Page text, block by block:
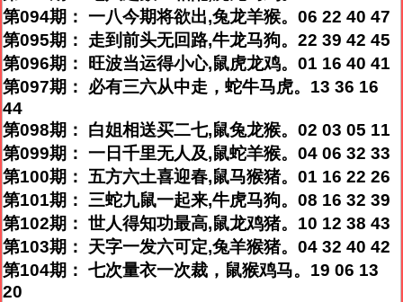
第094期： 一八今期将欲出,兔龙羊猴。06 22 40 47
第095期： 走到前头无回路,牛龙马狗。22 39 42 45
第096期： 旺波当运得小心,鼠虎龙鸡。01 16 40 41
第097期： 必有三六从中走，蛇牛马虎。13 36 16
44
第098期： 白姐相送买二七,鼠兔龙猴。02 03 05 11
第099期： 一日千里无人及,鼠蛇羊猴。04 06 32 33
第100期： 五方六土喜迎春,鼠马猴猪。01 16 22 26
第101期： 三蛇九鼠一起来,牛虎马狗。08 16 32 39
第102期： 世人得知功最高,鼠龙鸡猪。10 12 38 43
第103期： 天字一发六可定,兔羊猴猪。04 32 40 42
第104期： 七次量衣一次裁，鼠猴鸡马。19 06 13
20